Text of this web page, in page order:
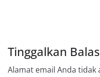
Tinggalkan
Alamat email Anda tidak